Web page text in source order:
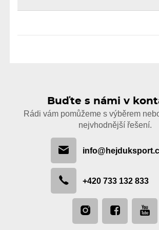
Buďte s námi v
Rádi vám pomůžeme s výběrem
nejvhodnější řešení.
+420 733 132 833